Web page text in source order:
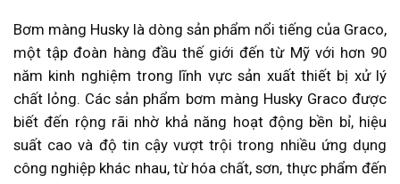
Bơm màng Husky là dòng sản phẩm nổi tiếng của Graco,
một tập đoàn hàng đầu thế giới đến từ Mỹ với hơn 90
năm kinh nghiệm trong lĩnh vực sản xuất thiết bị xử lý
chất lỏng. Các sản phẩm bơm màng Husky Graco được
biết đến rộng rãi nhờ khả năng hoạt động bền bỉ, hiệu
suất cao và độ tin cậy vượt trội trong nhiều ứng dụng
công nghiệp khác nhau, từ hóa chất, sơn, thực phẩm đến